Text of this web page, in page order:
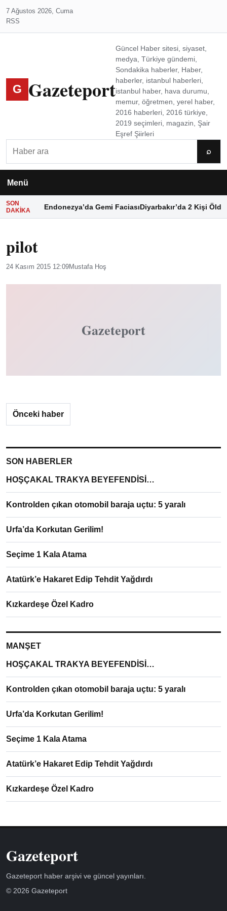
7 Ağustos 2026, Cuma
RSS
G Gazeteport
Güncel Haber sitesi, siyaset,
medya, Türkiye gündemi,
Sondakika haberler, Haber,
haberler, istanbul haberleri,
istanbul haber, hava durumu,
memur, öğretmen, yerel haber,
2016 haberleri, 2016 türkiye,
2019 seçimleri, magazin, Şair
Eşref Şiirleri
⌕
Menü
SON
DAKIKA
Endonezya’da Gemi FaciasıDiyarbakır’da 2 Kişi Öldü
pilot
24 Kasım 2015 12:09Mustafa Hoş
Gazeteport
Önceki haber
SON HABERLER
HOŞÇAKAL TRAKYA BEYEFENDİSİ…
Kontrolden çıkan otomobil baraja uçtu: 5 yaralı
Urfa’da Korkutan Gerilim!
Seçime 1 Kala Atama
Atatürk’e Hakaret Edip Tehdit Yağdırdı
Kızkardeşe Özel Kadro
MANŞET
HOŞÇAKAL TRAKYA BEYEFENDİSİ…
Kontrolden çıkan otomobil baraja uçtu: 5 yaralı
Urfa’da Korkutan Gerilim!
Seçime 1 Kala Atama
Atatürk’e Hakaret Edip Tehdit Yağdırdı
Kızkardeşe Özel Kadro
Gazeteport
Gazeteport haber arşivi ve güncel yayınları.
© 2026 Gazeteport